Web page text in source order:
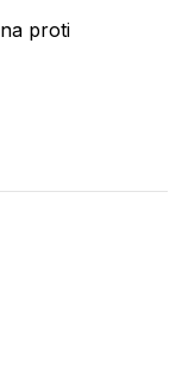
proti